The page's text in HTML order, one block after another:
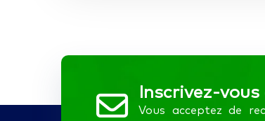
Inscrivez-
Vous acceptez de